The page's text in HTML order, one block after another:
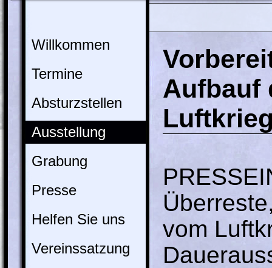
Willkommen
Termine
Absturzstellen
Ausstellung
Grabung
Presse
Helfen Sie uns
Vereinssatzung
Aufbauf
vom